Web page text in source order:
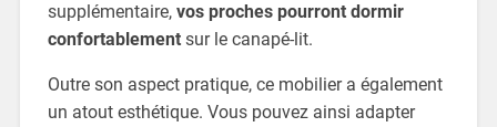
supplémentaire, vos proches pourront dormir
confortablementsur le canapé-lit.
Outre son aspect pratique, ce mobilier a également
un atout esthétique. Vous pouvez ainsi adapter